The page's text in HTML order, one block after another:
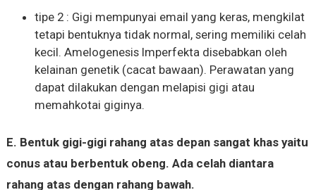
tipe 2 : Gigi mempunyai email yang keras, mengkilat
tetapi bentuknya tidak normal, sering memiliki celah
kecil. Amelogenesis Imperfekta disebabkan oleh
kelainan genetik (cacat bawaan). Perawatan yang
dapat dilakukan dengan melapisi gigi atau
memahkotai giginya.
E. Bentuk gigi-gigi rahang atas depan sangat khas yaitu
conus atau berbentuk obeng. Ada celah diantara
rahang atas dengan rahang bawah.